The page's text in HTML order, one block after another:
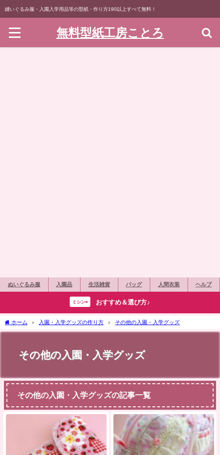
縫いぐるみ服・入園入学用品等の型紙・作り方190以上すべて無料！
無料型紙工房ことろ
ぬいぐるみ服 入園品 生活雑貨 バッグ 人間衣装 ヘルプ
ミシン⇨ おすすめ＆選び方♪
ホーム 入園・入学グッズの作り方 その他の入園・入学グッズ
その他の入園・入学グッズ
その他の入園・入学グッズの記事一覧